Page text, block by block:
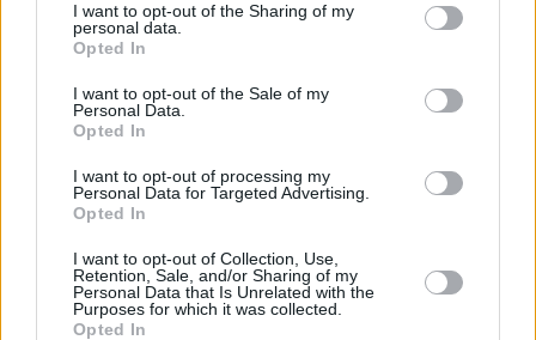
I want to opt-out of the Sharing of my
personal data.
Opted In
I want to opt-out of the Sale of my
Personal Data.
Opted In
I want to opt-out of processing my
Personal Data for Targeted Advertising.
Opted In
I want to opt-out of Collection, Use,
Retention, Sale, and/or Sharing of my
Personal Data that Is Unrelated with the
Purposes for which it was collected.
Opted In
Wydaje ci się, że to tylko mała kropka na szkle? "E
tam, nie widać, pojeżdżę tak jeszcze sezon" – myśli
wielu z nas. Sam tak kiedyś myślałem, dopóki nie
pogadałem z ekspertem. Prawda jest taka, że ten
mały odprysk na szybie to tykająca bomba. Gdy
wjedziesz w dziurę albo trafi cię nagła zmiana
temperatury, "pajączek" pójdzie dalej i zamiast
taniej naprawy, czeka cię kosztowna wymiana
szyby. Wybrałem się do serwisu Autoglass®, żeby
na własne oczy zobaczyć, jak profesjonaliści radzą
sobie z takimi uszkodzeniami.
Czytaj całość